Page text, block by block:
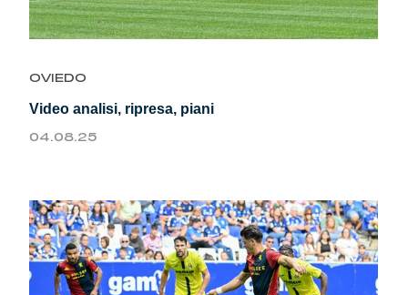
OVIEDO
Video analisi, ripresa, piani
04.08.25